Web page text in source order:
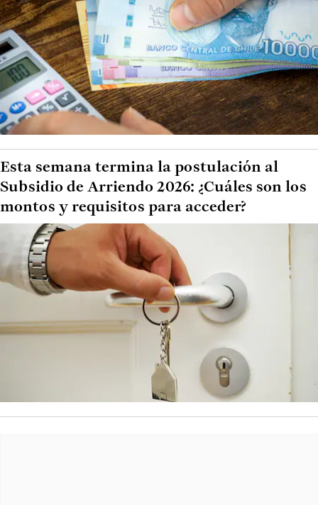
Esta semana termina la postulación al
Subsidio de Arriendo 2026: ¿Cuáles son los
montos y requisitos para acceder?